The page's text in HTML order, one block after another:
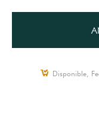
Disponible,